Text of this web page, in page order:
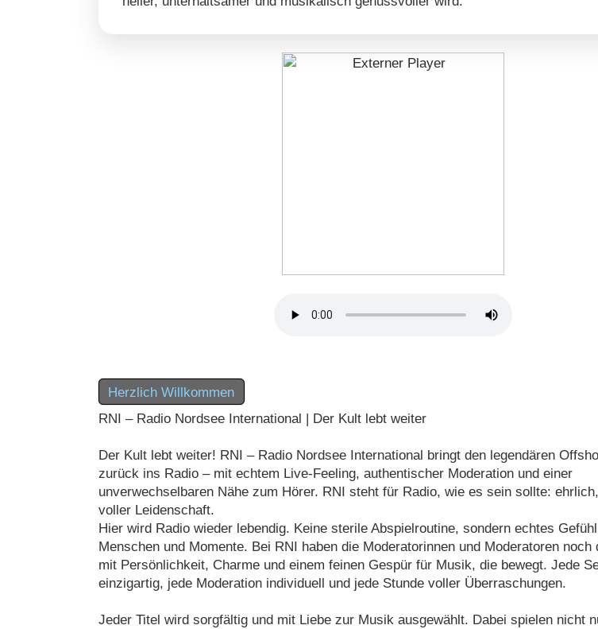
Herzlich Willkommen
RNI – Radio Nordsee International | Der Kult lebt weiter
Der Kult lebt weiter! RNI – Radio Nordsee International bringt den legendären
zurück ins Radio – mit echtem Live-Feeling, authentischer Moderation und einer
unverwechselbaren Nähe zum Hörer. RNI steht für Radio, wie es sein sollte:
voller Leidenschaft.
Hier wird Radio wieder lebendig. Keine sterile Abspielroutine, sondern echtes
Menschen und Momente. Bei RNI haben die Moderatorinnen und Moderatoren noch
mit Persönlichkeit, Charme und einem feinen Gespür für Musik, die bewegt. Jede
einzigartig, jede Moderation individuell und jede Stunde voller Überraschungen.
Jeder Titel wird sorgfältig und mit Liebe zur Musik ausgewählt. Dabei spielen nicht